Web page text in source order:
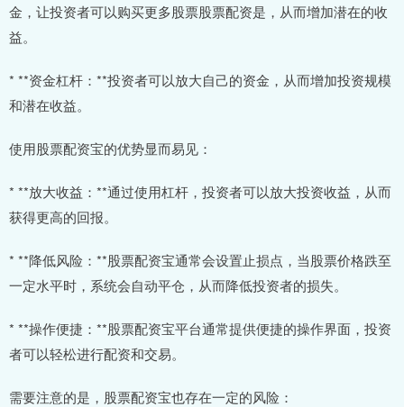
金，让投资者可以购买更多股票股票配资是，从而增加潜在的收
益。
* **资金杠杆：**投资者可以放大自己的资金，从而增加投资规模
和潜在收益。
使用股票配资宝的优势显而易见：
* **放大收益：**通过使用杠杆，投资者可以放大投资收益，从而
获得更高的回报。
* **降低风险：**股票配资宝通常会设置止损点，当股票价格跌至
一定水平时，系统会自动平仓，从而降低投资者的损失。
* **操作便捷：**股票配资宝平台通常提供便捷的操作界面，投资
者可以轻松进行配资和交易。
需要注意的是，股票配资宝也存在一定的风险：